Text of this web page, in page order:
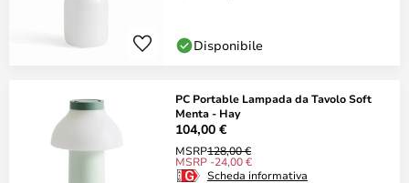
Disponibile
PC Portable Lampada da Tavolo Soft
Menta - Hay
104,00 €
MSRP128,00 €
MSRP -24,00 €
Scheda informativa